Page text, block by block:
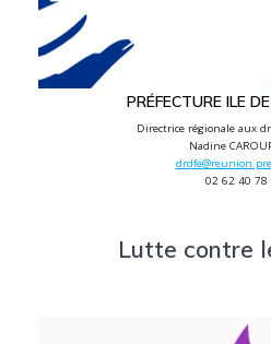
PRÉFECTURE ILE
Directrice régionale aux
Nadine
02 62 40 78
Lutte contre